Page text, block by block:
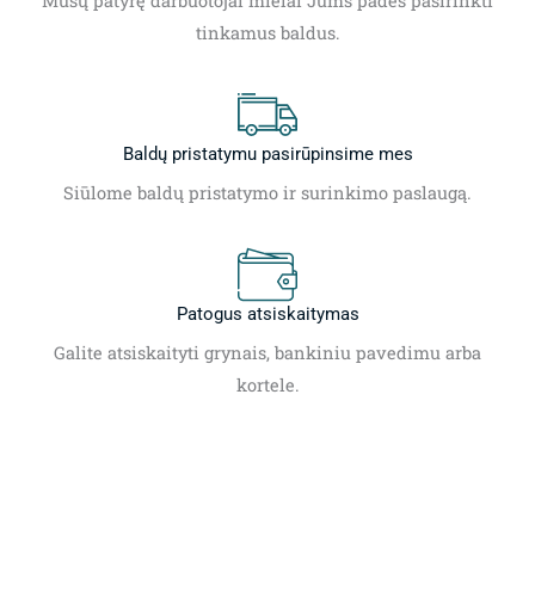
tinkamus baldus.
Baldų pristatymu pasirūpinsime mes
Siūlome baldų pristatymo ir surinkimo paslaugą.
Patogus atsiskaitymas
Galite atsiskaityti grynais, bankiniu pavedimu arba
kortele.